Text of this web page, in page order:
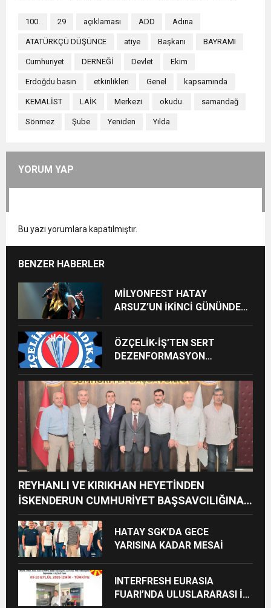
100. 29 açıklaması ADD Adına
ATATÜRKÇÜ DÜŞÜNCE atiye Başkanı BAYRAMI
Cumhuriyet DERNEĞİ Devlet Ekim
Erdoğdu basın etkinlikleri Genel kapsamında
KEMALİST LAİK Merkezi okudu. samandağ
Sönmez Şube Yeniden Yılda
YORUM YAP
Bu yazı yorumlara kapatılmıştır.
BENZER HABERLER
MİLYONFEST HATAY
ARSUZ’UN İKİNCİ GÜNÜNDE
ÖZÇELİK-İŞ’TEN SERT
DEZENFORMASYON
CEZAİ SÜREÇ BAŞLATILDI”
REYHANLI VE KIRIKHAN HEYETİNDEN
İSKENDERUN CUMHURİYET BAŞSAVCILIĞINA
ZİYARET
HATAY SGK’DA GECE
YARISINA KADAR MESAİ
INTERFRESH EURASIA
FUARI’NDA ULUSLARARASI İŞ